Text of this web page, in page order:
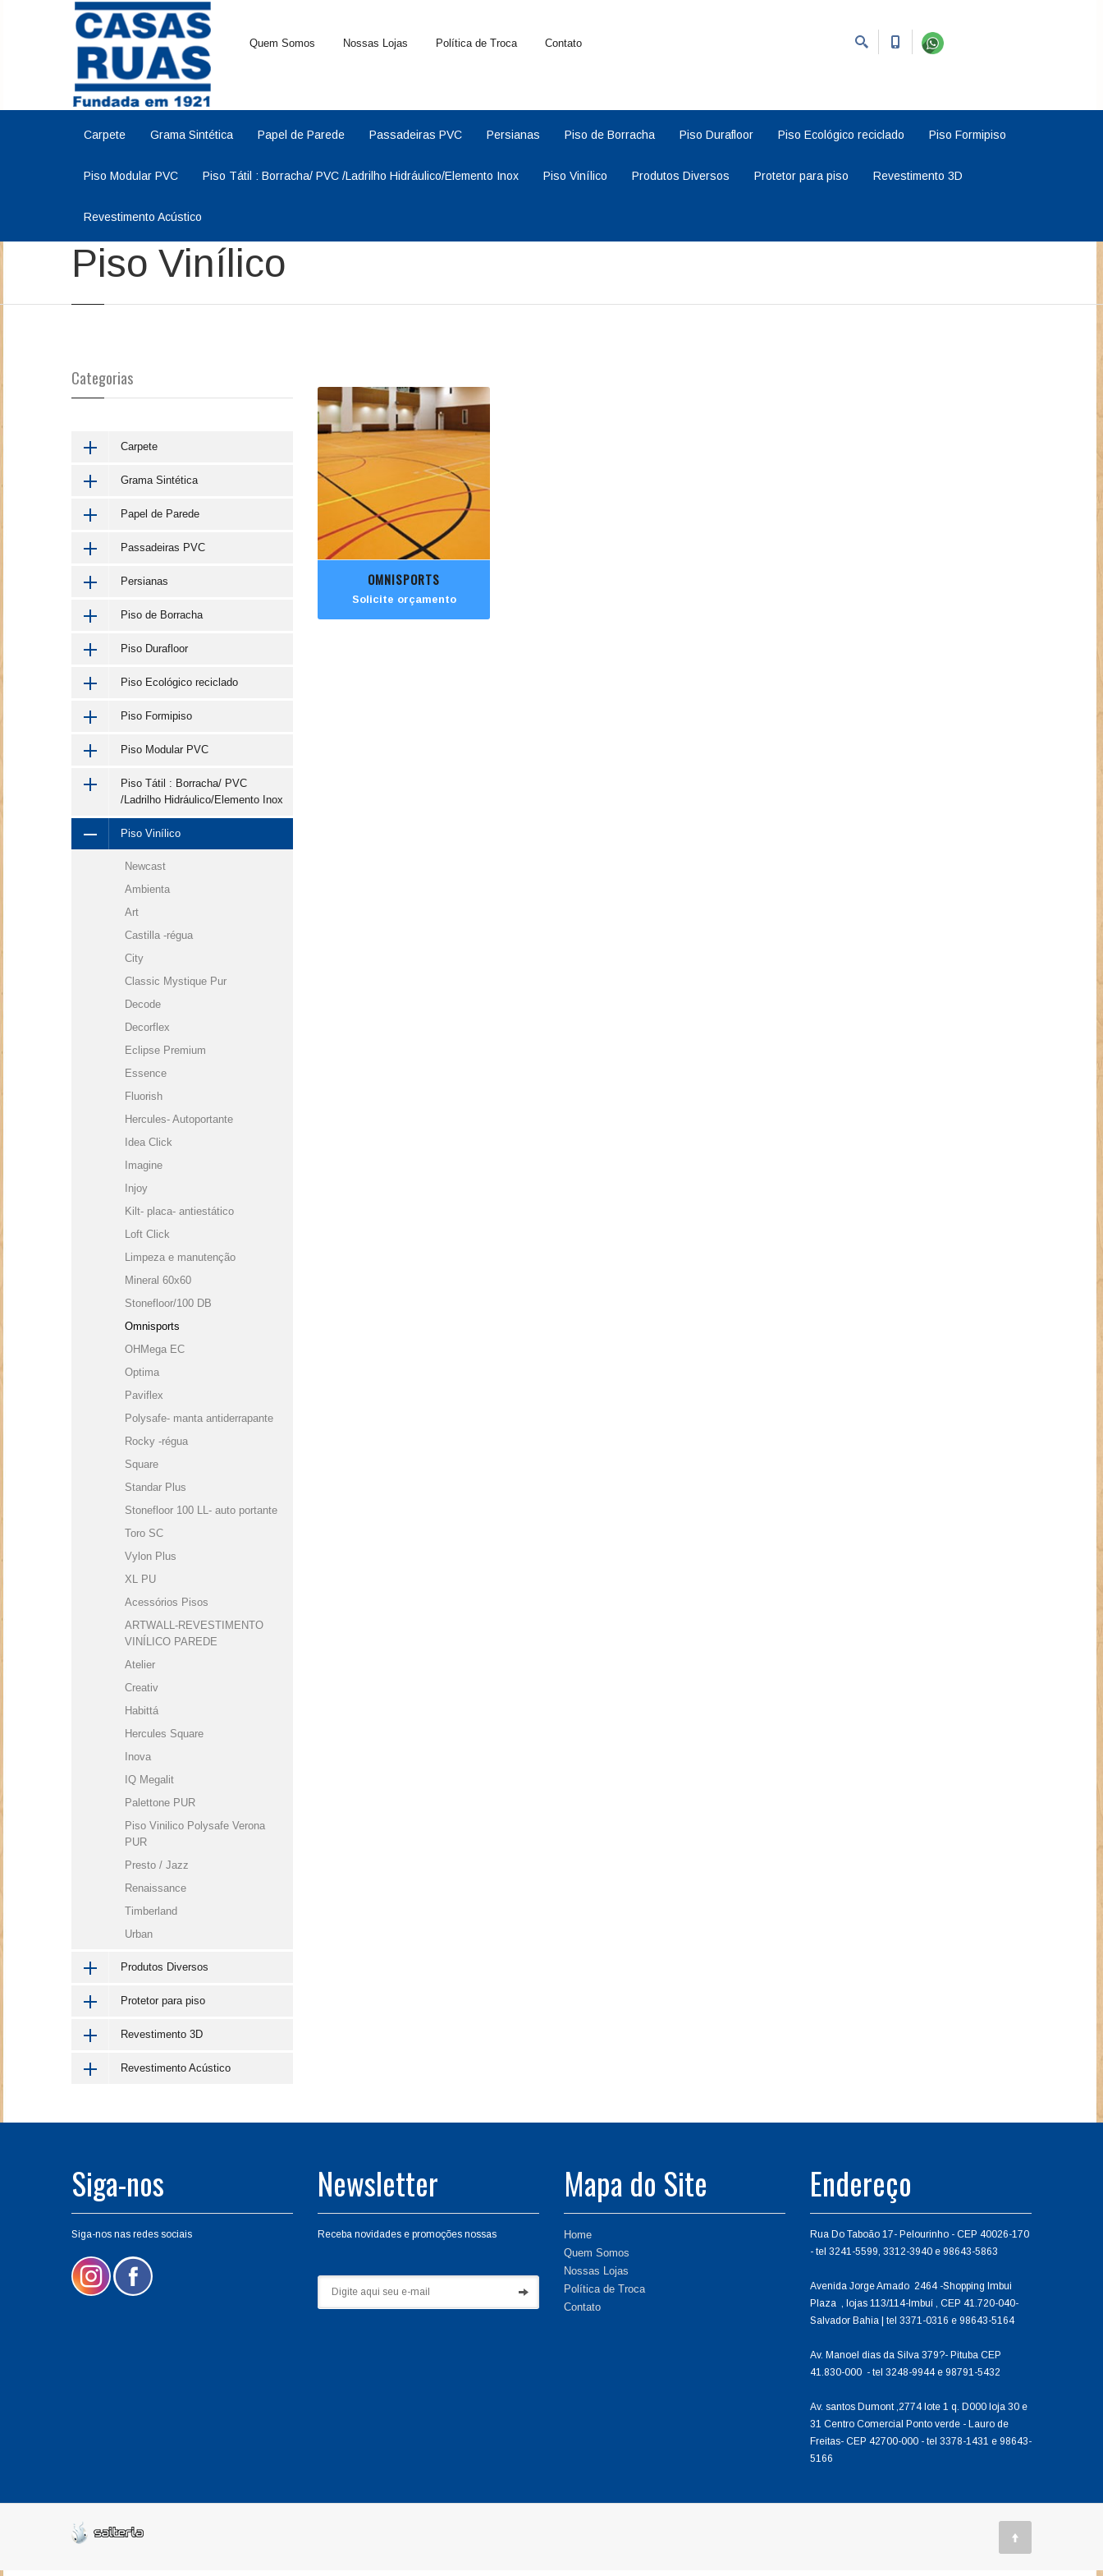
Quem Somos Nossas Lojas Política de Troca Contato
Carpete Grama Sintética Papel de Parede Passadeiras PVC Persianas Piso de Borracha Piso Durafloor Piso Ecológico reciclado Piso Formipiso
Piso Modular PVC Piso Tátil : Borracha/ PVC /Ladrilho Hidráulico/Elemento Inox Piso Vinílico Produtos Diversos Protetor para piso Revestimento 3D
Revestimento Acústico
Piso Vinílico
OMNISPORTS
Solicite orçamento
Categorias
Carpete
Grama Sintética
Papel de Parede
Passadeiras PVC
Persianas
Piso de Borracha
Piso Durafloor
Piso Ecológico reciclado
Piso Formipiso
Piso Modular PVC
Piso Tátil : Borracha/ PVC
/Ladrilho Hidráulico/Elemento Inox
Piso Vinílico
Newcast
Ambienta
Art
Castilla -régua
City
Classic Mystique Pur
Decode
Decorflex
Eclipse Premium
Essence
Fluorish
Hercules- Autoportante
Idea Click
Imagine
Injoy
Kilt- placa- antiestático
Loft Click
Limpeza e manutenção
Mineral 60x60
Stonefloor/100 DB
Omnisports
OHMega EC
Optima
Paviflex
Polysafe- manta antiderrapante
Rocky -régua
Square
Standar Plus
Stonefloor 100 LL- auto portante
Toro SC
Vylon Plus
XL PU
Acessórios Pisos
ARTWALL-REVESTIMENTO
VINÍLICO PAREDE
Atelier
Creativ
Habittá
Hercules Square
Inova
IQ Megalit
Palettone PUR
Piso Vinilico Polysafe Verona
PUR
Presto / Jazz
Renaissance
Timberland
Urban
Produtos Diversos
Protetor para piso
Revestimento 3D
Revestimento Acústico
Siga-nos
Siga-nos nas redes sociais
Newsletter
Receba novidades e promoções nossas
Mapa do Site
Home
Quem Somos
Nossas Lojas
Política de Troca
Contato
Endereço
Rua Do Taboão 17- Pelourinho - CEP 40026-170
- tel 3241-5599, 3312-3940 e 98643-5863
Avenida Jorge Amado 2464 -Shopping Imbui
Plaza , lojas 113/114-Imbuí , CEP 41.720-040-
Salvador Bahia | tel 3371-0316 e 98643-5164
Av. Manoel dias da Silva 379?- Pituba CEP
41.830-000 - tel 3248-9944 e 98791-5432
Av. santos Dumont ,2774 lote 1 q. D000 loja 30 e
31 Centro Comercial Ponto verde - Lauro de
Freitas- CEP 42700-000 - tel 3378-1431 e 98643-
5166